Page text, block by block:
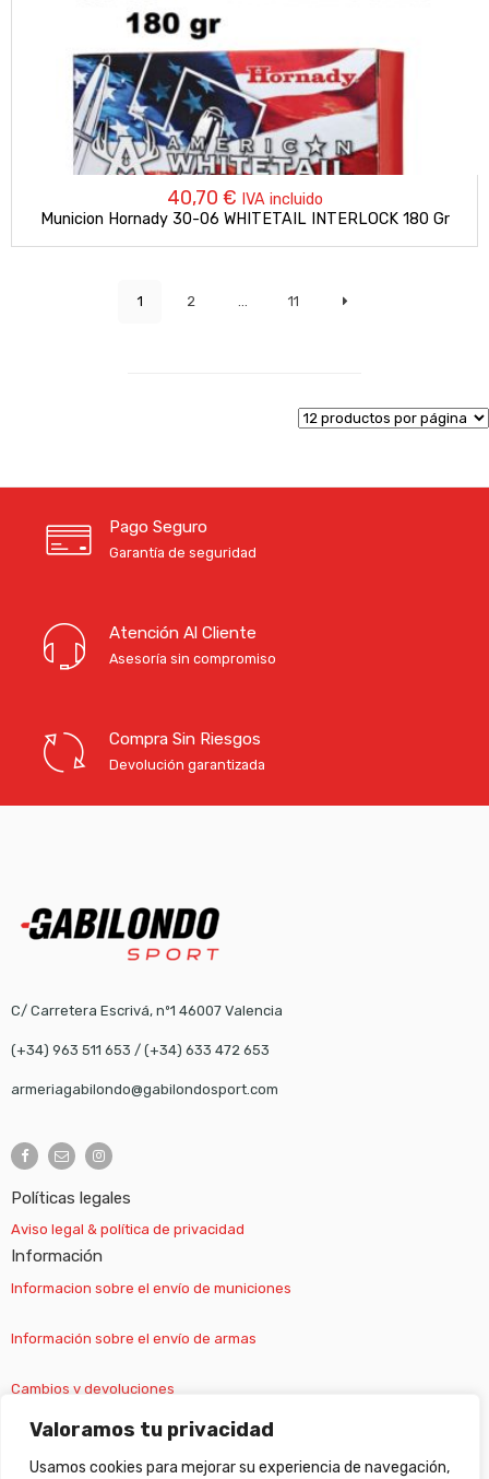
Valoramos tu privacidad
Usamos cookies para mejorar su experiencia de navegación,
40,70 € IVA incluido
Municion Hornady 30-06 WHITETAIL INTERLOCK 180 Gr
1 2 11
Pago Seguro
Garantía de seguridad
Atención Al Cliente
Asesoría sin compromiso
Compra Sin Riesgos
Devolución garantizada
C/ Carretera Escrivá, nº1 46007 Valencia
(+34) 963 511 653 / (+34) 633 472 653
armeriagabilondo@gabilondosport.com
Políticas legales
Aviso legal & política de privacidad
Información
Informacion sobre el envío de municiones
Información sobre el envío de armas
Cambios y devoluciones